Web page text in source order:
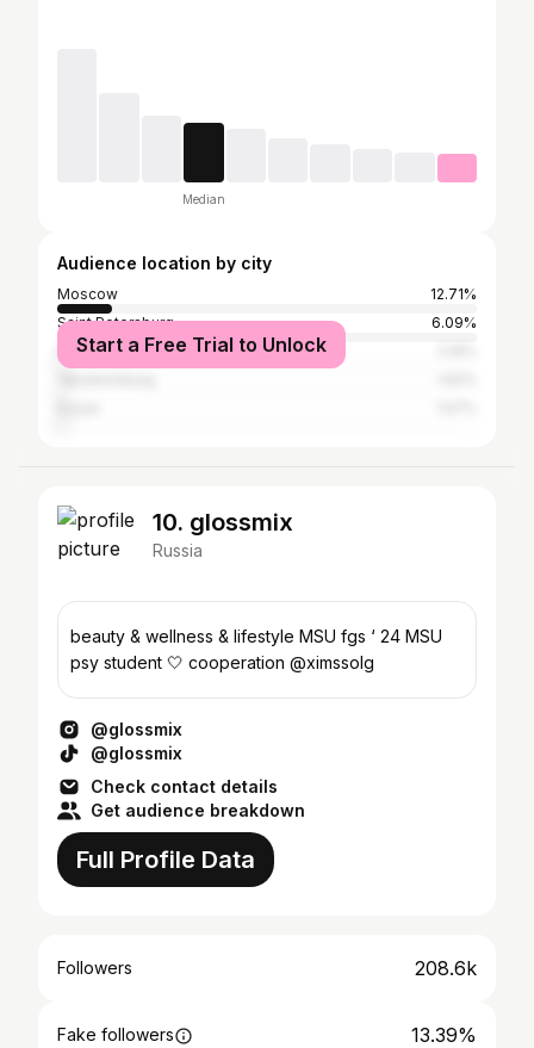
Median
Audience location by city
Moscow
12.71%
Saint Petersburg
6.09%
KyivStart a Free Trial to Unlock
10. glossmix
Russia
beauty & wellness & lifestyle MSU fgs ‘ 24 MSU
psy student 🤍 cooperation @ximssolg
@glossmix
@glossmix
Check contact details
Get audience breakdown
Full Profile Data
Followers 208.6k
Fake followers 13.39%